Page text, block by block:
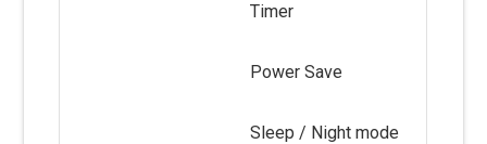
Timer
Power Save
Sleep / Night mode